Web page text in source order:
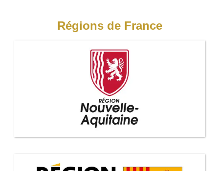
Régions de France